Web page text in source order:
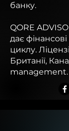
банку.
QORE
дає
циклу.
Британії,
management.